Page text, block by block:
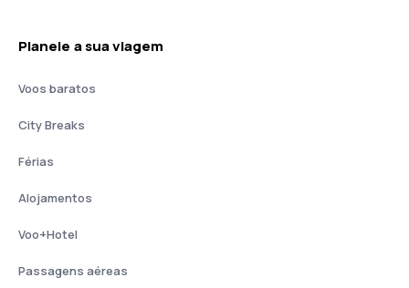
Planeie a sua viagem
Voos baratos
City Breaks
Férias
Alojamentos
Voo+Hotel
Passagens aéreas